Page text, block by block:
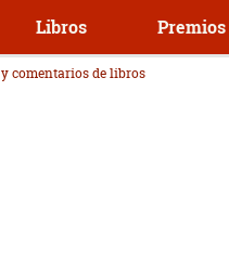
Libros Premios
comentarios de libros